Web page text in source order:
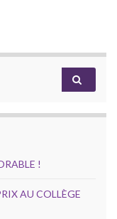
!
AU COLLÈGE